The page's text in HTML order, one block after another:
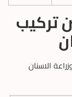
تركيب
الاسنان